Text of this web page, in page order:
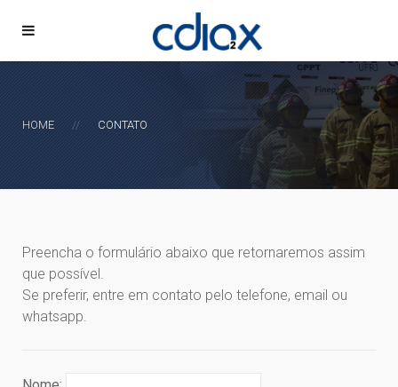
HOME CONTATO
Preencha o formulário abaixo que retornaremos assim
que possível.
Se preferir, entre em contato pelo telefone, email ou
whatsapp.